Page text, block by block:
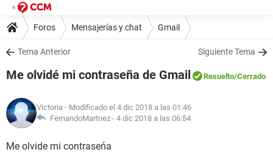
Foros Mensajerías y chat Gmail
Tema Anterior Siguiente Tema
Me olvidé mi contraseña de Gmail Resuelto/Cerrado
Victoria - Modificado el 4 dic 2018 a las 01:46
FernandoMartnez - 4 dic 2018 a las 06:54
Me olvide mi contraseńa